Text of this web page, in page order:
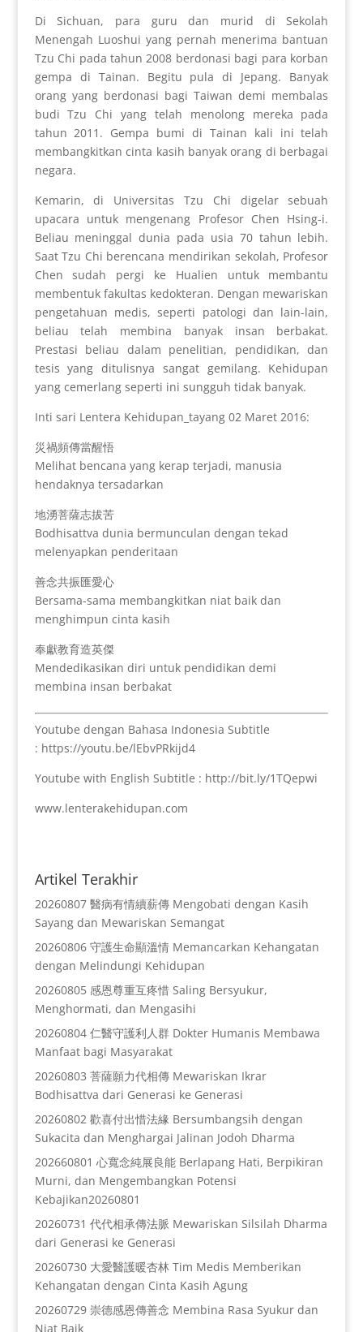
Di Sichuan, para guru dan murid di Sekolah
Menengah Luoshui yang pernah menerima bantuan
Tzu Chi pada tahun 2008 berdonasi bagi para korban
gempa di Tainan. Begitu pula di Jepang. Banyak
orang yang berdonasi bagi Taiwan demi membalas
budi Tzu Chi yang telah menolong mereka pada
tahun 2011. Gempa bumi di Tainan kali ini telah
membangkitkan cinta kasih banyak orang di berbagai
negara.
Kemarin, di Universitas Tzu Chi digelar sebuah
upacara untuk mengenang Profesor Chen Hsing-i.
Beliau meninggal dunia pada usia 70 tahun lebih.
Saat Tzu Chi berencana mendirikan sekolah, Profesor
Chen sudah pergi ke Hualien untuk membantu
membentuk fakultas kedokteran. Dengan mewariskan
pengetahuan medis, seperti patologi dan lain-lain,
beliau telah membina banyak insan berbakat.
Prestasi beliau dalam penelitian, pendidikan, dan
tesis yang ditulisnya sangat gemilang. Kehidupan
yang cemerlang seperti ini sungguh tidak banyak.
Inti sari Lentera Kehidupan_tayang 02 Maret 2016:
災禍頻傳當醒悟
Melihat bencana yang kerap terjadi, manusia
hendaknya tersadarkan
地湧菩薩志拔苦
Bodhisattva dunia bermunculan dengan tekad
melenyapkan penderitaan
善念共振匯愛心
Bersama-sama membangkitkan niat baik dan
menghimpun cinta kasih
奉獻教育造英傑
Mendedikasikan diri untuk pendidikan demi
membina insan berbakat
Youtube dengan Bahasa Indonesia Subtitle
: https://youtu.be/lEbvPRkijd4
Youtube with English Subtitle : http://bit.ly/1TQepwi
www.lenterakehidupan.com
Artikel Terakhir
20260807 醫病有情續薪傳 Mengobati dengan Kasih
Sayang dan Mewariskan Semangat
20260806 守護生命顯溫情 Memancarkan Kehangatan
dengan Melindungi Kehidupan
20260805 感恩尊重互疼惜 Saling Bersyukur,
Menghormati, dan Mengasihi
20260804 仁醫守護利人群 Dokter Humanis Membawa
Manfaat bagi Masyarakat
20260803 菩薩願力代相傳 Mewariskan Ikrar
Bodhisattva dari Generasi ke Generasi
20260802 歡喜付出惜法緣 Bersumbangsih dengan
Sukacita dan Menghargai Jalinan Jodoh Dharma
202660801 心寬念純展良能 Berlapang Hati, Berpikiran
Murni, dan Mengembangkan Potensi
Kebajikan20260801
20260731 代代相承傳法脈 Mewariskan Silsilah Dharma
dari Generasi ke Generasi
20260730 大愛醫護暖杏林 Tim Medis Memberikan
Kehangatan dengan Cinta Kasih Agung
20260729 崇德感恩傳善念 Membina Rasa Syukur dan
Niat Baik